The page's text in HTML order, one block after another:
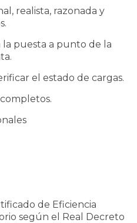
realista, razonada y
la puesta a punto de la
el estado de cargas.
de Eficiencia
según el Real Decreto